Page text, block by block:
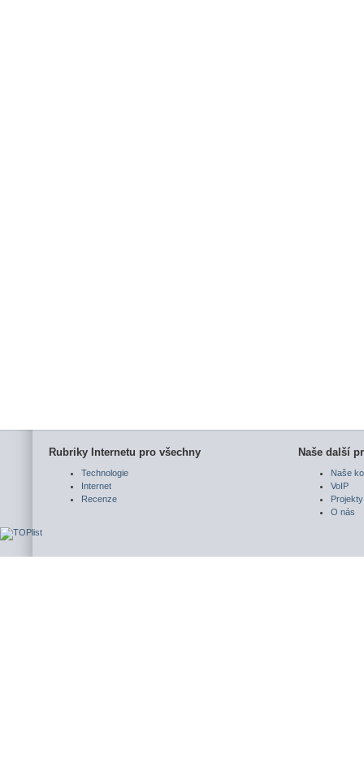
Rubriky Internetu pro všechny
Technologie
Internet
Recenze
Naše další
Naše
VoIP
Projekty
O nás